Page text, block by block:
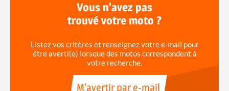
Vous n'avez pas
trouvé votre moto ?
Listez vos critères et renseignez votre e-mail pour
être averti(e) lorsque des motos correspondent à
votre recherche.
M'avertir par e-mail